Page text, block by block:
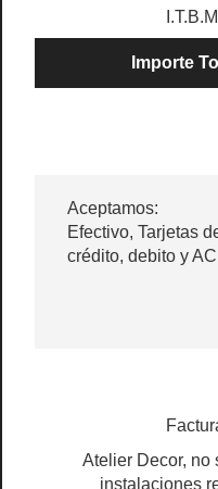
Importe
Aceptamos:
Efectivo, Tarjetas
crédito, debito y
Atelier Decor, no
instalaciones